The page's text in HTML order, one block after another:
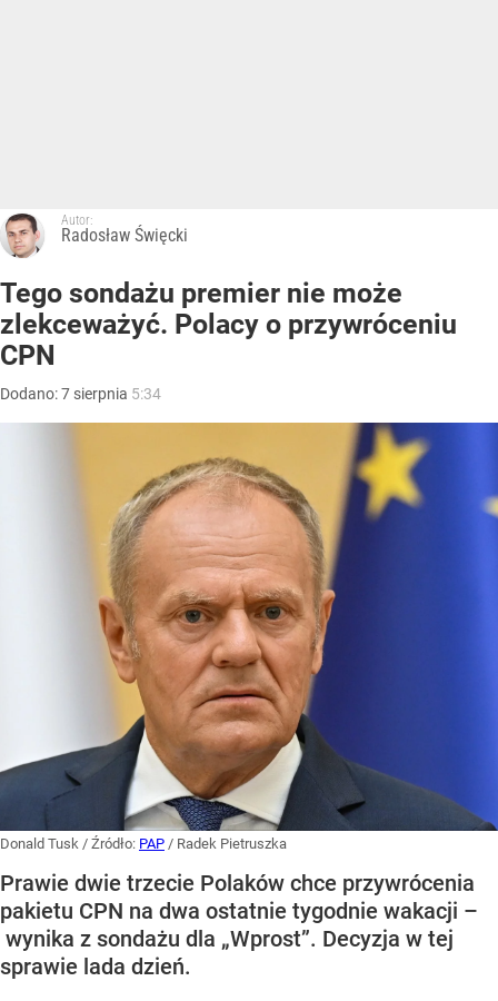
Autor:
Radosław Święcki
Tego sondażu premier nie może
zlekceważyć. Polacy o przywróceniu
CPN
Dodano:7 sierpnia 5:34
Donald Tusk / Źródło: PAP / Radek Pietruszka
Prawie dwie trzecie Polaków chce przywrócenia
pakietu CPN na dwa ostatnie tygodnie wakacji –
wynika z sondażu dla „Wprost”. Decyzja w tej
sprawie lada dzień.